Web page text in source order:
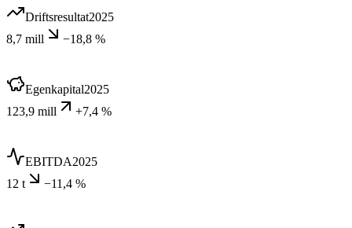
Driftsresultat2025
8,7 mill
−18,8 %
Egenkapital2025
123,9 mill
+7,4 %
EBITDA2025
12 t
−11,4 %